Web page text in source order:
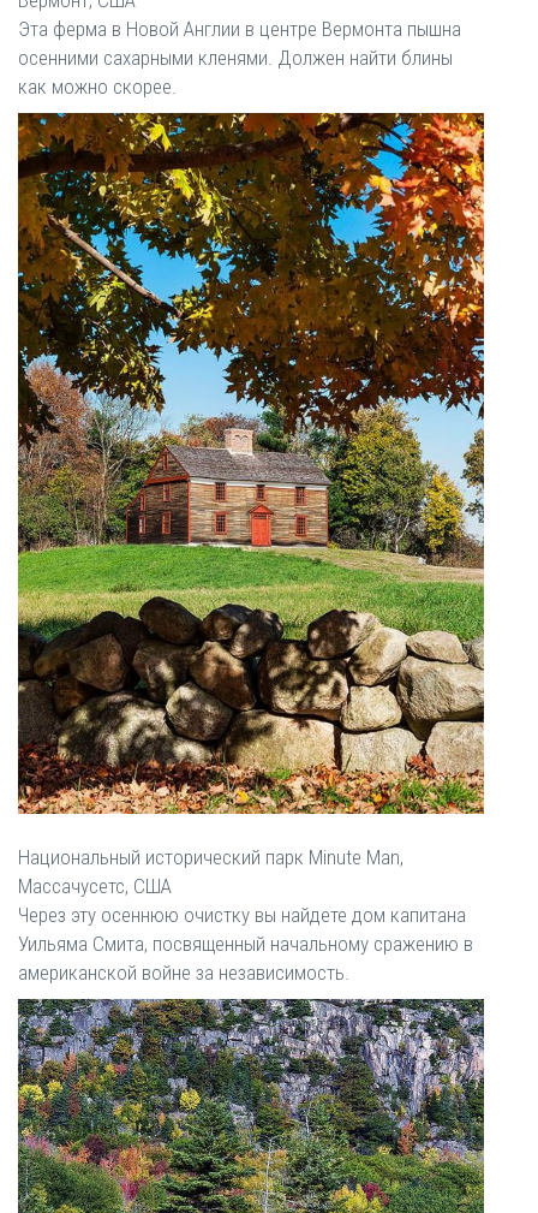
Эта ферма в Новой Англии в центре Вермонта пышна
осенними сахарными кленями. Должен найти блины
как можно скорее.
Национальный исторический парк Minute Man,
Массачусетс, США
Через эту осеннюю очистку вы найдете дом капитана
Уильяма Смита, посвященный начальному сражению в
американской войне за независимость.